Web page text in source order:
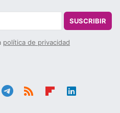
SUSCRIBIR
política de privacidad